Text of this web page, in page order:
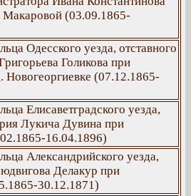
Макаровой (03.09.1865-
Одесского уезда, отставного
Голикова при
Новогеоргиевке (07.12.1865-
Елисаветградского уезда,
Лукича Дувина при
16.04.1896)
Александрийского уезда,
Делакур при
30.12.1871)